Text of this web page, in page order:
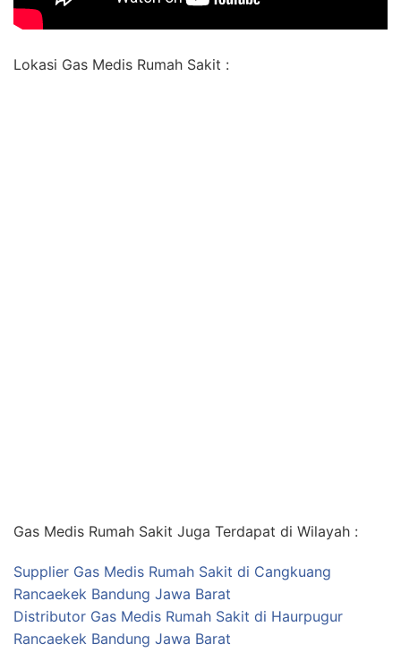
Lokasi Gas Medis Rumah Sakit :
Gas Medis Rumah Sakit Juga Terdapat di Wilayah :
Supplier Gas Medis Rumah Sakit di Cangkuang
Rancaekek Bandung Jawa Barat
Distributor Gas Medis Rumah Sakit di Haurpugur
Rancaekek Bandung Jawa Barat